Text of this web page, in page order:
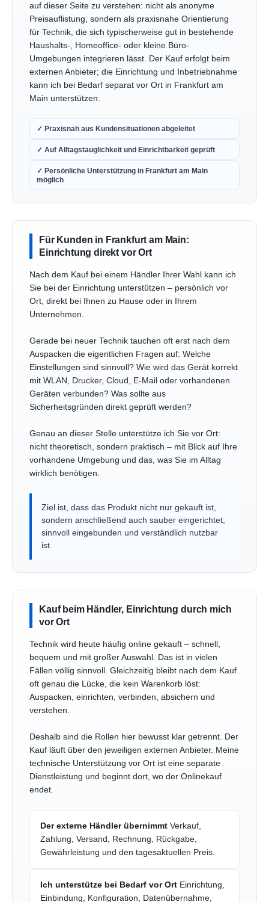
auf dieser Seite zu verstehen: nicht als anonyme
Preisauflistung, sondern als praxisnahe Orientierung
für Technik, die sich typischerweise gut in bestehende
Haushalts-, Homeoffice- oder kleine Büro-
Umgebungen integrieren lässt. Der Kauf erfolgt beim
externen Anbieter; die Einrichtung und Inbetriebnahme
kann ich bei Bedarf separat vor Ort in Frankfurt am
Main unterstützen.
✓ Praxisnah aus Kundensituationen abgeleitet
✓ Auf Alltagstauglichkeit und Einrichtbarkeit geprüft
✓ Persönliche Unterstützung in Frankfurt am Main
möglich
Für Kunden in Frankfurt am Main:
Einrichtung direkt vor Ort
Nach dem Kauf bei einem Händler Ihrer Wahl kann ich
Sie bei der Einrichtung unterstützen – persönlich vor
Ort, direkt bei Ihnen zu Hause oder in Ihrem
Unternehmen.
Gerade bei neuer Technik tauchen oft erst nach dem
Auspacken die eigentlichen Fragen auf: Welche
Einstellungen sind sinnvoll? Wie wird das Gerät korrekt
mit WLAN, Drucker, Cloud, E-Mail oder vorhandenen
Geräten verbunden? Was sollte aus
Sicherheitsgründen direkt geprüft werden?
Genau an dieser Stelle unterstütze ich Sie vor Ort:
nicht theoretisch, sondern praktisch – mit Blick auf Ihre
vorhandene Umgebung und das, was Sie im Alltag
wirklich benötigen.
Ziel ist, dass das Produkt nicht nur gekauft ist,
sondern anschließend auch sauber eingerichtet,
sinnvoll eingebunden und verständlich nutzbar
ist.
Kauf beim Händler, Einrichtung durch mich
vor Ort
Technik wird heute häufig online gekauft – schnell,
bequem und mit großer Auswahl. Das ist in vielen
Fällen völlig sinnvoll. Gleichzeitig bleibt nach dem Kauf
oft genau die Lücke, die kein Warenkorb löst:
Auspacken, einrichten, verbinden, absichern und
verstehen.
Deshalb sind die Rollen hier bewusst klar getrennt. Der
Kauf läuft über den jeweiligen externen Anbieter. Meine
technische Unterstützung vor Ort ist eine separate
Dienstleistung und beginnt dort, wo der Onlinekauf
endet.
Der externe Händler übernimmt Verkauf,
Zahlung, Versand, Rechnung, Rückgabe,
Gewährleistung und den tagesaktuellen Preis.
Ich unterstütze bei Bedarf vor Ort Einrichtung,
Einbindung, Konfiguration, Datenübernahme,